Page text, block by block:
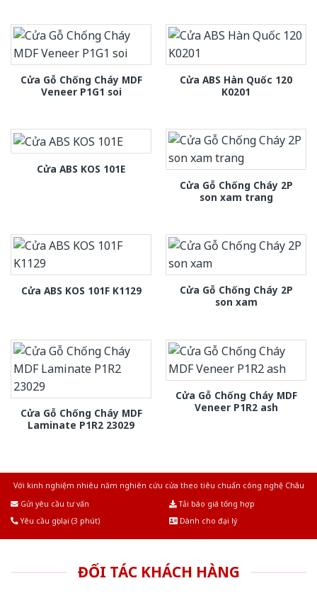
Cửa Gỗ Chống Cháy MDF
Veneer P1G1 soi
Cửa ABS Hàn Quốc 120
K0201
Cửa ABS KOS 101E
Cửa Gỗ Chống Cháy 2P
son xam trang
Cửa ABS KOS 101F K1129
Cửa Gỗ Chống Cháy 2P
son xam
Cửa Gỗ Chống Cháy MDF
Laminate P1R2 23029
Cửa Gỗ Chống Cháy MDF
Veneer P1R2 ash
Với kinh nghiệm nhiêu năm nghiên cứu cửa theo tiêu chuẩn công nghệ Châu
Gửi yêu cầu tư vấn
Tải báo giá tổng hợp
Yêu cầu gọi lại (3 phút)
Dành cho đại lý
ĐỐI TÁC KHÁCH HÀNG